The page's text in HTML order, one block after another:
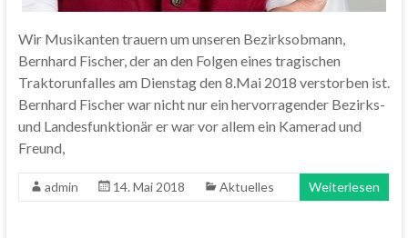
Wir Musikanten trauern um unseren Bezirksobmann,
Bernhard Fischer, der an den Folgen eines tragischen
Traktorunfalles am Dienstag den 8.Mai 2018 verstorben ist.
Bernhard Fischer war nicht nur ein hervorragender Bezirks-
und Landesfunktionär er war vor allem ein Kamerad und
Freund,
admin 14. Mai 2018 Aktuelles Weiterlesen